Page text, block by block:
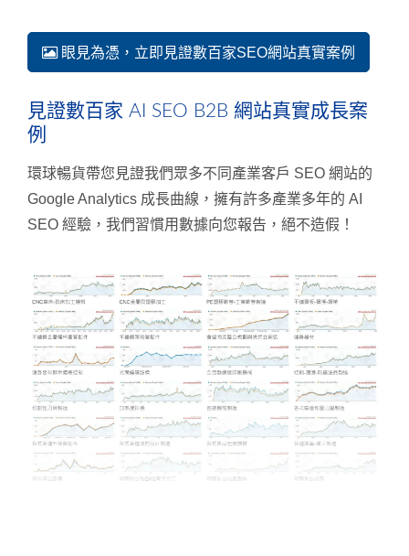
眼見為憑，立即見證數百家SEO網站真實案例
見證數百家 AI SEO B2B 網站真實成長案
例
環球暢貨帶您見證我們眾多不同產業客戶 SEO 網站的
Google Analytics 成長曲線，擁有許多產業多年的 AI
SEO 經驗，我們習慣用數據向您報告，絕不造假！